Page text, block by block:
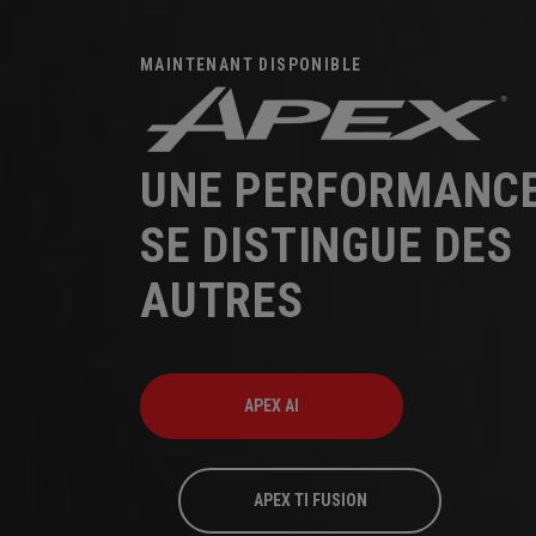
MAINTENANT DISPONIBLE
UNE
SE DISTINGUE DES
AUTRES
APEX AI
APEX TI FUSION